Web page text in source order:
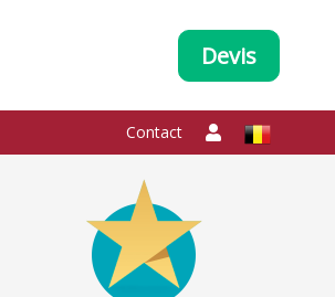
Devis
Contact